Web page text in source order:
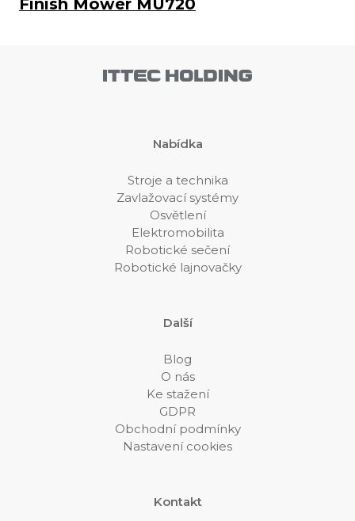
Finish Mower MU720
Nabídka
Stroje a technika
Zavlažovací systémy
Osvětlení
Elektromobilita
Robotické sečení
Robotické lajnovačky
Další
Blog
O nás
Ke stažení
GDPR
Obchodní podmínky
Nastavení cookies
Kontakt